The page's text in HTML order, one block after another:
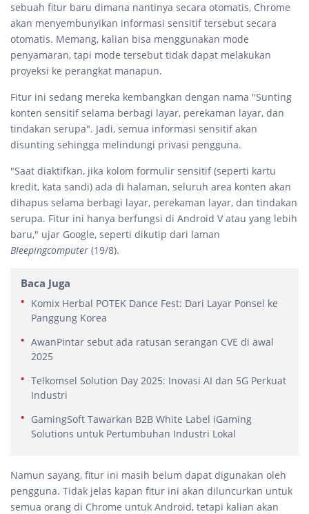
sebuah fitur baru dimana nantinya secara otomatis, Chrome
akan menyembunyikan informasi sensitif tersebut secara
otomatis. Memang, kalian bisa menggunakan mode
penyamaran, tapi mode tersebut tidak dapat melakukan
proyeksi ke perangkat manapun.
Fitur ini sedang mereka kembangkan dengan nama "Sunting
konten sensitif selama berbagi layar, perekaman layar, dan
tindakan serupa". Jadi, semua informasi sensitif akan
disunting sehingga melindungi privasi pengguna.
"Saat diaktifkan, jika kolom formulir sensitif (seperti kartu
kredit, kata sandi) ada di halaman, seluruh area konten akan
dihapus selama berbagi layar, perekaman layar, dan tindakan
serupa. Fitur ini hanya berfungsi di Android V atau yang lebih
baru," ujar Google, seperti dikutip dari laman
Bleepingcomputer (19/8).
Baca Juga
Komix Herbal POTEK Dance Fest: Dari Layar Ponsel ke
Panggung Korea
AwanPintar sebut ada ratusan serangan CVE di awal
2025
Telkomsel Solution Day 2025: Inovasi AI dan 5G Perkuat
Industri
GamingSoft Tawarkan B2B White Label iGaming
Solutions untuk Pertumbuhan Industri Lokal
Namun sayang, fitur ini masih belum dapat digunakan oleh
pengguna. Tidak jelas kapan fitur ini akan diluncurkan untuk
semua orang di Chrome untuk Android, tetapi kalian akan